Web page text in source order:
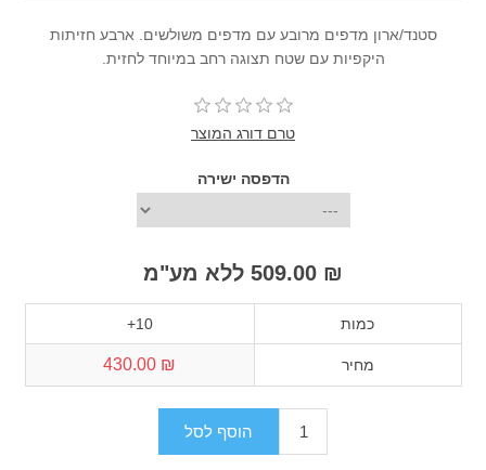
סטנד/ארון מדפים מרובע עם מדפים משולשים. ארבע חזיתות
היקפיות עם שטח תצוגה רחב במיוחד לחזית.
טרם דורג המוצר
הדפסה ישירה
₪ 509.00 ללא מע"מ
כמות 10+
מחיר ₪ 430.00